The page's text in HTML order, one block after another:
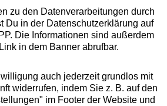
zu den Datenverarbeitungen durch
Du in der Datenschutzerklärung auf
Die Informationen sind außerdem
in dem Banner abrufbar.
auch jederzeit grundlos mit
widerrufen, indem Sie z. B. auf den
im Footer der Website und